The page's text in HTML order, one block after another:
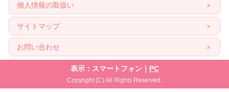
個人情報の取扱い
サイトマップ
お問い合わせ
表示：スマートフォン｜ PC
Copyright (C) All Rights Reserved.